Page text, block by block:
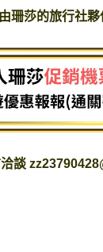
珊莎的旅行社
談